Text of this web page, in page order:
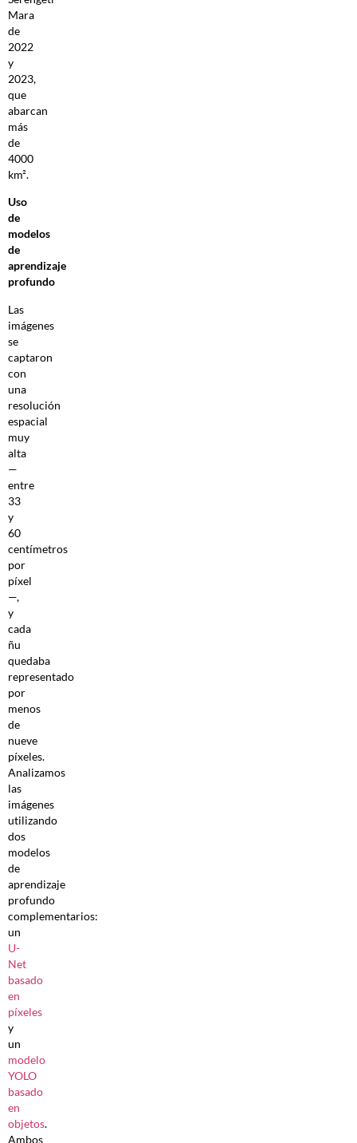
Mara
de
2022
y
2023,
que
abarcan
más
de
4000
km².
Uso
de
modelos
de
aprendizaje
profundo
Las
imágenes
se
captaron
con
una
resolución
espacial
muy
alta
—
entre
33
y
60
centímetros
por
píxel
—,
y
cada
ñu
quedaba
representado
por
menos
de
nueve
píxeles.
Analizamos
las
imágenes
utilizando
dos
modelos
de
aprendizaje
profundo
complementarios:
un
U-
Net
basado
en
píxeles
y
un
modelo
YOLO
basado
en
objetos.
Ambos